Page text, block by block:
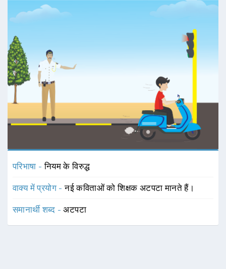
परिभाषा -नियम के विरुद्ध
वाक्य में प्रयोग -नई कविताओं को शिक्षक अटपटा मानते हैं।
समानार्थी शब्द -अटपटा